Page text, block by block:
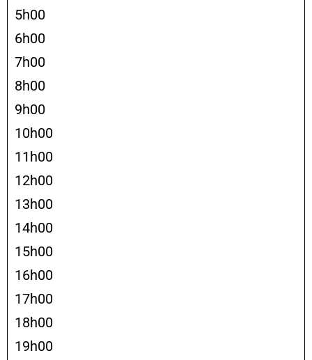
5h00
6h00
7h00
8h00
9h00
10h00
11h00
12h00
13h00
14h00
15h00
16h00
17h00
18h00
19h00